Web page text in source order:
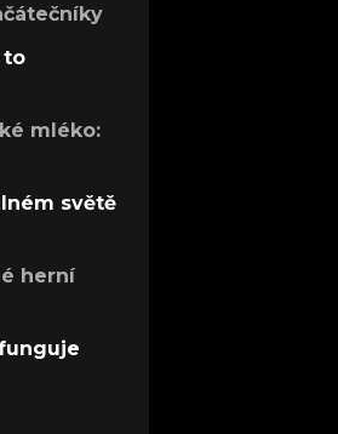
to
mléko:
světě
herní